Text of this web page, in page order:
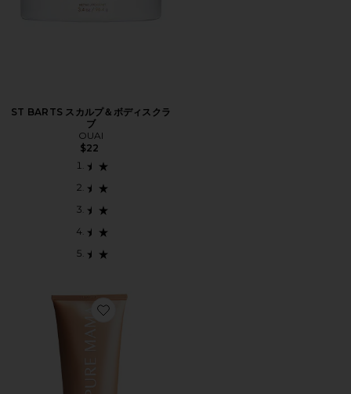
ST BARTS スカルプ＆ボディスクラ
ブ
OUAI
$22
Favorite BUMP SCRUB バンプスクラブ